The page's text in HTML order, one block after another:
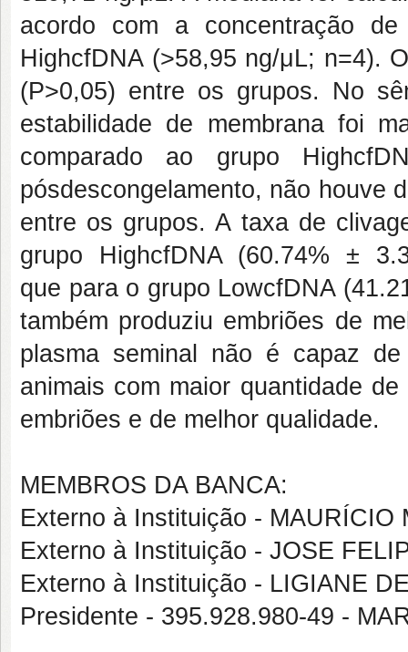
acordo com a concentração
HighcfDNA (>58,95 ng/μL; n=4).
(P>0,05) entre os grupos. No
estabilidade de membrana foi
comparado ao grupo
pósdescongelamento, não houve
entre os grupos. A taxa de
grupo HighcfDNA (60.74% ±
que para o grupo LowcfDNA
também produziu embriões de
plasma seminal não é capaz
animais com maior quantidade
embriões e de melhor qualidade.
MEMBROS DA BANCA:
Externo à Instituição - MAURÍCIO
Externo à Instituição - JOSE
Externo à Instituição - LIGIANE
Presidente - 395.928.980-49 -